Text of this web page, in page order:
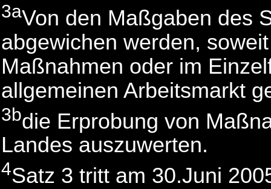
3aVon den Maßgaben des
abgewichen werden,
Maßnahmen oder im
allgemeinen Arbeitsmarkt
3bdie Erprobung von
Landes auszuwerten.
4Satz 3 tritt am 30.Juni